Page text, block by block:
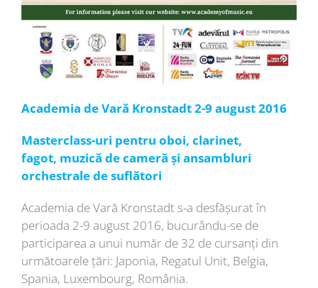
Academia de Vară Kronstadt 2-9 august 2016
Masterclass-uri pentru oboi, clarinet,
fagot, muzică de cameră și ansambluri
orchestrale de suflători
Academia de Vară Kronstadt s-a desfășurat în
perioada 2-9 august 2016, bucurându-se de
participarea a unui număr de 32 de cursanți din
următoarele țări: Japonia, Regatul Unit, Belgia,
Spania, Luxembourg, România.